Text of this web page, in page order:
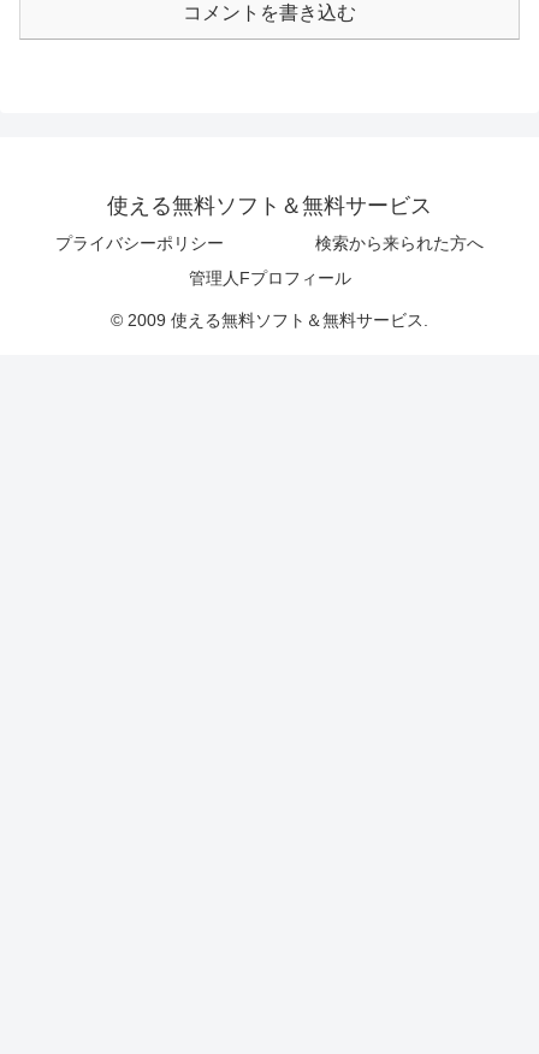
コメントを書き込む
使える無料ソフト＆無料サービス
プライバシーポリシー
検索から来られた方へ
管理人Fプロフィール
© 2009 使える無料ソフト＆無料サービス.